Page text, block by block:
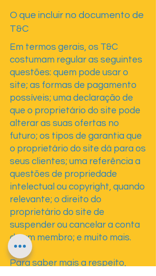
O que incluir no documento de
T&C
Em termos gerais, os T&C
costumam regular as seguintes
questões: quem pode usar o
site; as formas de pagamento
possíveis; uma declaração de
que o proprietário do site pode
alterar as suas ofertas no
futuro; os tipos de garantia que
o proprietário do site dá para os
seus clientes; uma referência a
questões de propriedade
intelectual ou copyright, quando
relevante; o direito do
proprietário do site de
suspender ou cancelar a conta
de um membro; e muito mais.
Para saber mais a respeito,